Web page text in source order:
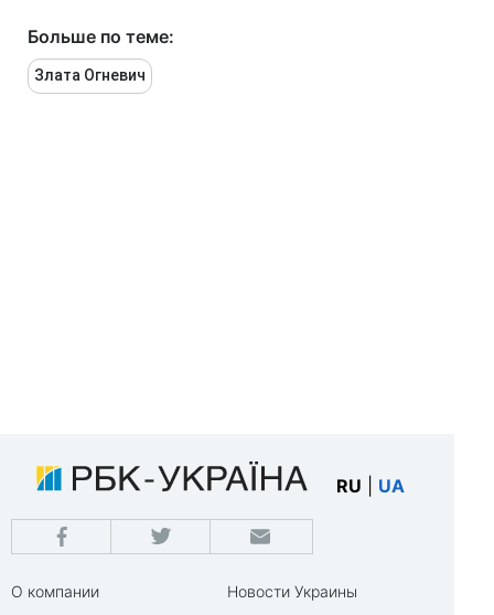
Больше по теме:
Злата Огневич
RU UA
О компании
Новости Украины